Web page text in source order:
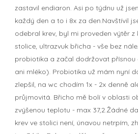
zastavil endiaron. Asi po týdnu už
každý den a to i 8x za den.Navštívil
odebral krev, byl mi proveden výtěr z
stolice, ultrazvuk břicha - vše bez
probiotika a začal dodržovat přísnou
ani mléko). Probiotika už mám nyní
zlepšil, na wc chodím 1x - 2x denně
průjmovitá. Břicho mě bolí v oblasti
zvýšenou teplotu - max 37,2.Žádné
krev ve stolici není, únavou netrpím,